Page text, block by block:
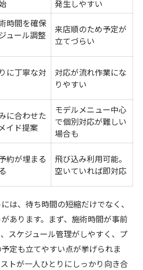
発生しやすい
時間を確保
ュール調整
来店順のため予定が
立てづらい
に丁寧な対
対応が流れ作業にな
りやすい
に合わせた
イド提案
モデルメニュー中心
で個別対応が難しい
場合も
約が埋まる
飛び込み利用可能。
空いていれば即対応
は、待ち時間の短縮だけでなく、
あります。まず、施術時間が事前
スケジュール管理がしやすく、プ
定も立てやすい点が挙げられま
トが一人ひとりにしっかり向き合